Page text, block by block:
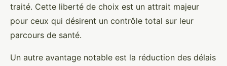
traité. Cette liberté de choix est un attrait majeur
pour ceux qui désirent un contrôle total sur leur
parcours de santé.
Un autre avantage notable est la réduction des délais